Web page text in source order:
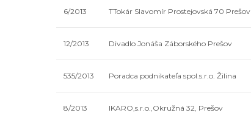
6/2013 TTokár Slavomír Prostejovská 70 Prešov
12/2013 Divadlo Jonáša Záborského Prešov
535/2013 Poradca podnikateľa spol.s.r.o. Žilina
8/2013 IKARO,s.r.o.,Okružná 32, Prešov